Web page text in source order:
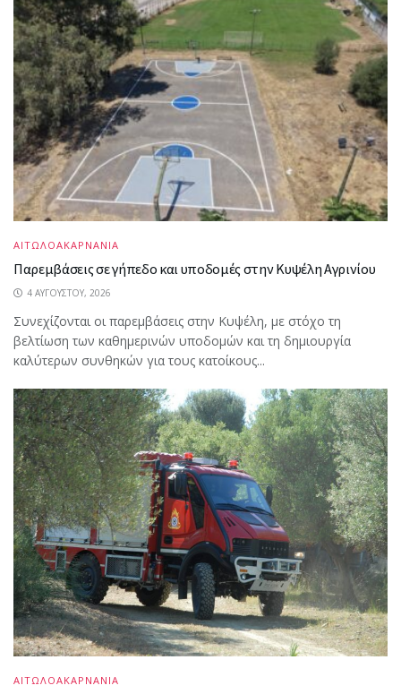
ΑΙΤΩΛΟΑΚΑΡΝΑΝΙΑ
Παρεμβάσεις σε γήπεδο και υποδομές στην Κυψέλη Αγρινίου
4 ΑΥΓΟΎΣΤΟΥ, 2026
Συνεχίζονται οι παρεμβάσεις στην Κυψέλη, με στόχο τη
βελτίωση των καθημερινών υποδομών και τη δημιουργία
καλύτερων συνθηκών για τους κατοίκους...
ΑΙΤΩΛΟΑΚΑΡΝΑΝΙΑ